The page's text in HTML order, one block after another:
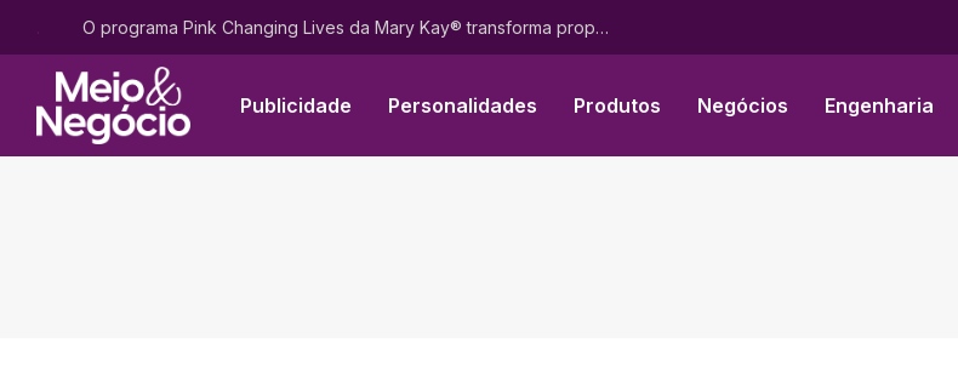
. O programa Pink Changing Lives da Mary Kay® transforma propósito em impacto mensurável para mulheres em todo o mundo
Publicidade Personalidades Produtos Negócios Engenharia